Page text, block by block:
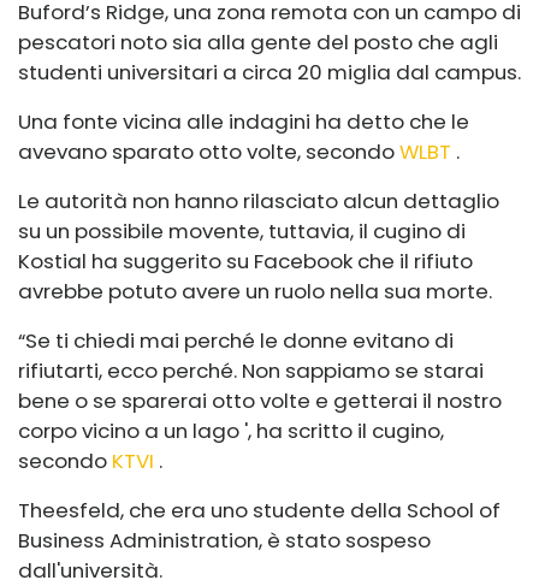
Buford’s Ridge, una zona remota con un campo di
pescatori noto sia alla gente del posto che agli
studenti universitari a circa 20 miglia dal campus.
Una fonte vicina alle indagini ha detto che le
avevano sparato otto volte, secondoWLBT .
Le autorità non hanno rilasciato alcun dettaglio
su un possibile movente, tuttavia, il cugino di
Kostial ha suggerito su Facebook che il rifiuto
avrebbe potuto avere un ruolo nella sua morte.
“Se ti chiedi mai perché le donne evitano di
rifiutarti, ecco perché. Non sappiamo se starai
bene o se sparerai otto volte e getterai il nostro
corpo vicino a un lago ', ha scritto il cugino,
secondo KTVI .
Theesfeld, che era uno studente della School of
Business Administration, è stato sospeso
dall'università.